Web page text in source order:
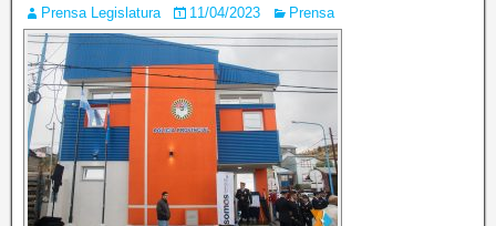
Prensa Legislatura 11/04/2023 Prensa